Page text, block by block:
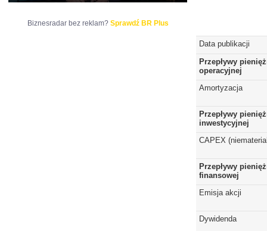
Data publikacji
Przepływy
operacyjnej
Amortyzacja
Przepływy
inwestycyjnej
CAPEX
Przepływy
finansowej
Emisja akcji
Dywidenda
Biznesradar bez reklam? Sprawdź BR Plus